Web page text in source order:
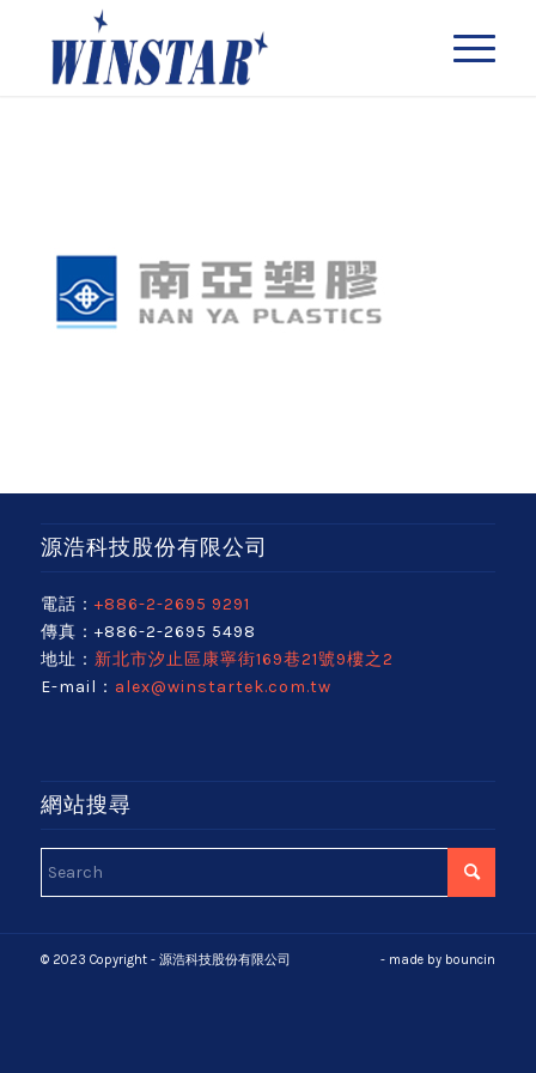
源浩科技股份有限公司
電話： +886-2-2695 9291
傳真：+886-2-2695 5498
地址： 新北市汐止區康寧街169巷21號9樓之2
E-mail： alex@winstartek.com.tw
網站搜尋
© 2023 Copyright - 源浩科技股份有限公司 - made by bouncin